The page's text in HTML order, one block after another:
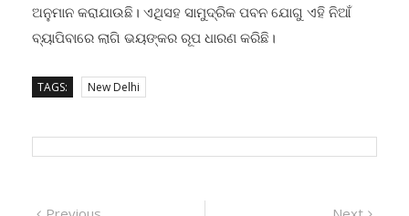
ଅନୁମାନ କରାଯାଉଛି। ଏଥିସହ ସାମୁଦ୍ରିକ ପବନ ଯୋଗୁ ଏହି ନିଆଁ
ବ୍ୟାପିବାରେ ଲାଗି ଭୟଙ୍କର ରୂପ ଧାରଣ କରିଛି।
TAGS: New Delhi